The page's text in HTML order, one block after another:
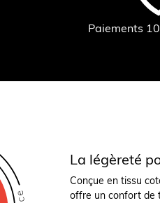
Paiements
La légèreté
Conçue en tissu
offre un confort de